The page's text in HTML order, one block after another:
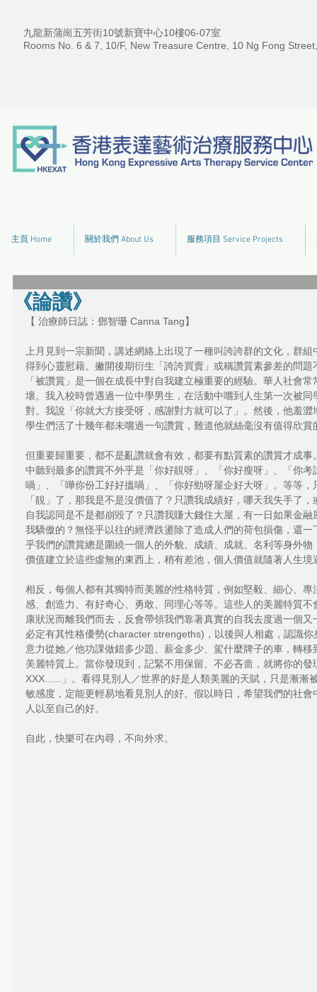
九龍新蒲崗五芳街10號新寶中心10樓06-07室
Rooms No. 6 & 7, 10/F, New Treasure Centre, 10 Ng Fong
主頁 Home 關於我們 About Us 服務項目 Service Projects
《論讚》
【 治療師日誌：鄧智珊 Canna Tang】
上月見到一宗新聞，講述網絡上出現了一種叫誇誇群的文化，群
得到心靈慰藉。撇開後期衍生「誇誇買賣」或稱讚質素參差的問
「被讚賞」是一個在成長中對自我建立極重要的經驗。華人社會
壞。我入校時曾遇過一位中學男生，在活動中嚐到人生第一次被
對。我說「你就大方接受呀，感謝對方就可以了」。然後，他羞
學生們活了十幾年都未嚐過一句讚賞，難道他就絲毫沒有值得欣賞
但重要歸重要，都不是亂讚就會有效，都要有點質素的讚賞才成
中聽到最多的讚賞不外乎是「你好靚呀」、「你好瘦呀」、「你
喎」、「嘩你份工好好搵喎」、「你好勁呀屋企好大呀」。等等
「靚」了，那我是不是沒價值了？只讚我成績好，哪天我失手了
自我認同是不是都崩毀了？只讚我賺大錢住大屋，有一日如果金
我驕傲的？無怪乎以往的經濟跌盪除了造成人們的荷包損傷，還
乎我們的讚賞總是圍繞一個人的外貌、成績、成就、名利等身外
價值建立於這些虛無的東西上，稍有差池，個人價值就隨著人生境
相反，每個人都有其獨特而美麗的性格特質，例如堅毅、細心、
感、創造力、有好奇心、勇敢、同理心等等。這些人的美麗特質
康狀況而離我們而去，反會帶領我們靠著真實的自我去度過一個
必定有其性格優勢(character strengeths)，以後與人相處，認識
意力從她／他功課做錯多少題、薪金多少、駕什麼牌子的車，轉
美麗特質上。當你發現到，記緊不用保留、不必吝啬，就將你的
XXX......」。看得見別人／世界的好是人類美麗的天賦，只是漸漸
敏感度，定能更輕易地看見別人的好。假以時日，希望我們的社
人以至自己的好。
自此，快樂可在內尋，不向外求。